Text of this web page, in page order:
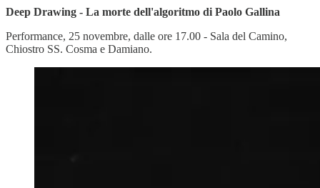
Deep Drawing - La morte dell'algoritmo di Paolo Gallina
Performance, 25 novembre, dalle ore 17.00 - Sala del Camino,
Chiostro SS. Cosma e Damiano.